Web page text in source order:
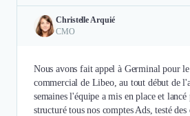
Christelle Arquié
CMO
Nous avons fait appel à Germinal pour
commercial de Libeo, au tout début de
semaines l'équipe a mis en place et lancé
structuré tous nos comptes Ads, testé